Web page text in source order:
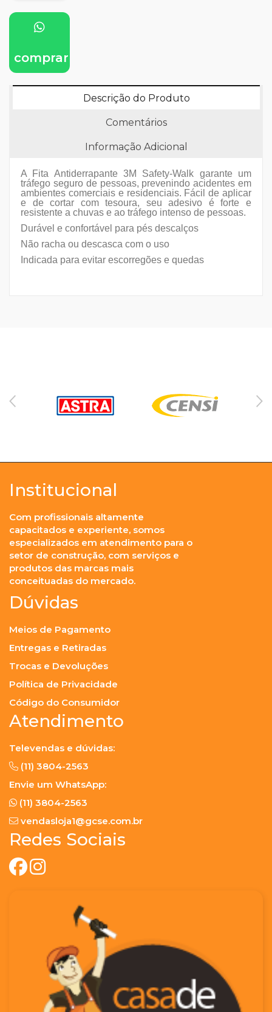
comprar
Descrição do Produto
Comentários
Informação Adicional
A Fita Antiderrapante 3M Safety-Walk garante um
tráfego seguro de pessoas, prevenindo acidentes em
ambientes comerciais e residenciais. Fácil de aplicar
e de cortar com tesoura, seu adesivo é forte e
resistente a chuvas e ao tráfego intenso de pessoas.
Durável e confortável para pés descalços
Não racha ou descasca com o uso
Indicada para evitar escorregões e quedas
Institucional
Com profissionais altamente
capacitados e experiente, somos
especializados em atendimento para o
setor de construção, com serviços e
produtos das marcas mais
conceituadas do mercado.
Dúvidas
Meios de Pagamento
Entregas e Retiradas
Trocas e Devoluções
Política de Privacidade
Código do Consumidor
Atendimento
Televendas e dúvidas:
(11) 3804-2563
Envie um WhatsApp:
(11) 3804-2563
vendasloja1@gcse.com.br
Redes Sociais